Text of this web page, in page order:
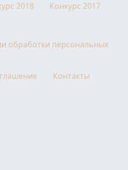
2018 Конкурс 2017
обработки персональных
Контакты